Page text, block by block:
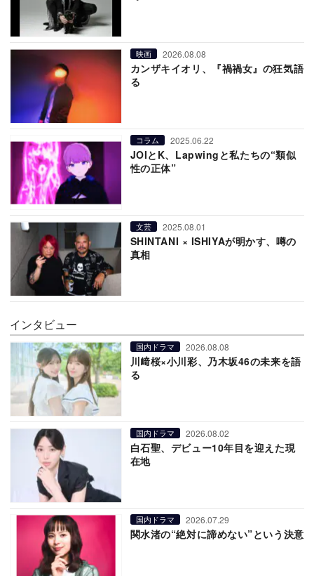
映画 2026.08.08
カンザキイオリ、『禍禍女』の狂気語
る
コラム 2025.06.22
JOIとK、Lapwingと私たちの“類似
性の正体”
文芸 2025.08.01
SHINTANI × ISHIYAが明かす、噂の
真相
インタビュー
国内ドラマ 2026.08.08
川﨑桜×小川彩、乃木坂46の未来を語
る
国内ドラマ 2026.08.02
白石聖、デビュー10年目を迎えた現
在地
国内ドラマ 2026.07.29
関水渚の“絶対に諦めない”という決意